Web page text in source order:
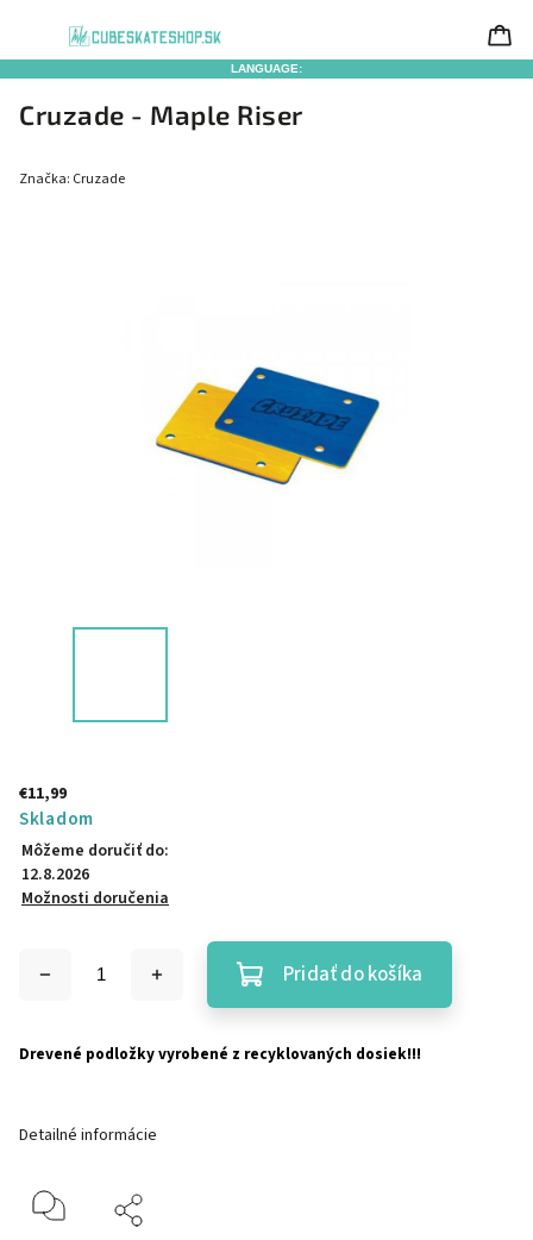
LANGUAGE:
Cruzade - Maple Riser
Značka: Cruzade
€11,99
Skladom
Môžeme doručiť do:
12.8.2026
Možnosti doručenia
Pridať do košíka
Drevené podložky vyrobené z recyklovaných dosiek!!!
Detailné informácie